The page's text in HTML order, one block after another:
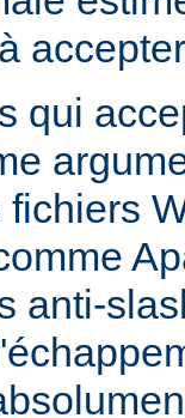
qui
anti-